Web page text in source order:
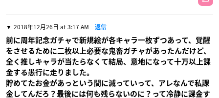
2018年12月26日 at 3:17 AM 返信
前に周年記念ガチャで新規絵が各キャラ一枚ずつあって、覚醒
をさせるために二枚以上必要な鬼畜ガチャがあったんだけど、
全く推しキャラが当たらなくて結局、意地になって十万以上課
金する愚行に走りました。
貯めてたお金があっという間に減っていって、アレなんで私課
金してんだろ？最後には何も残らないのに？って冷静に課金す